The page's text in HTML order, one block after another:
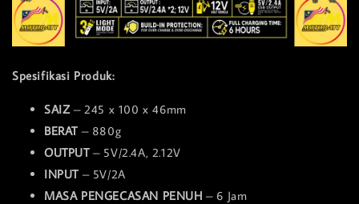
Spesifikasi Produk:
SAIZ– 245 x 100 x 46mm
BERAT – 880g
OUTPUT– 5V/2.4A, 2.12V
INPUT – 5V/2A
MASA PENGECASAN PENUH – 6 Jam